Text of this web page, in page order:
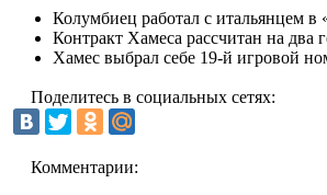
Колумбиец работал с итальянцем в
Контракт Хамеса рассчитан на
Хамес выбрал себе 19-й игровой
Поделитесь в социальных сетях:
Комментарии: